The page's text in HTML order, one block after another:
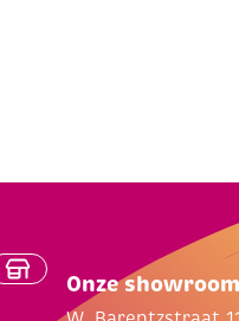
Onze showroom